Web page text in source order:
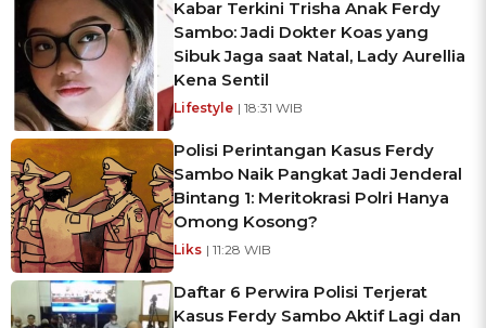
Kabar Terkini Trisha Anak Ferdy
Sambo: Jadi Dokter Koas yang
Sibuk Jaga saat Natal, Lady Aurellia
Kena Sentil
Lifestyle | 18:31 WIB
Polisi Perintangan Kasus Ferdy
Sambo Naik Pangkat Jadi Jenderal
Bintang 1: Meritokrasi Polri Hanya
Omong Kosong?
Liks | 11:28 WIB
Daftar 6 Perwira Polisi Terjerat
Kasus Ferdy Sambo Aktif Lagi dan